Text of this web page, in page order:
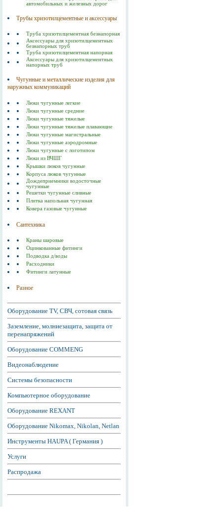
автомобильных и железных дорог
Трубы хризотилцементные и аксессуары
Труба хризотилцементная безнапорная
Аксессуары для хризотилцементных
безнапорных труб
Труба хризотилцементная напорная
Аксессуары для хризотилцементных
напорных труб
Чугунные и металлические изделия для
наружных коммуникаций
Люки чугунные легкие
Люки чугунные средние
Люки чугунные тяжелые
Люки чугунные тяжелые плавающие
Люки чугунные магистральные
Люки чугунные аэродромные
Люки чугунные с логотипом
Люки из ВЧШГ
Крышки люков чугунные
Корпуса люков чугунные
Дождеприемники водосточные
чугунные
Решетки чугунные сливные
Плитка напольная чугунная
Ковера газовые чугунные
Сантехника
Краны шаровые
Оцинкованные фитинги
Подводка д/воды
Расходники
Фитинги латунные
Разное
Оборудование TV, СВЧ, сотовая связь
Заземление, молниезащита, защита от
перенапряжений
Оборудование COMMENG
Видеонаблюдение
Системы безопасности
Компьютерное оборудование
Оборудование REXANT
Оборудование Nikomax, Nikolan, Netlan
Инструменты HAUPA ( Германия )
Услуги
Распродажа